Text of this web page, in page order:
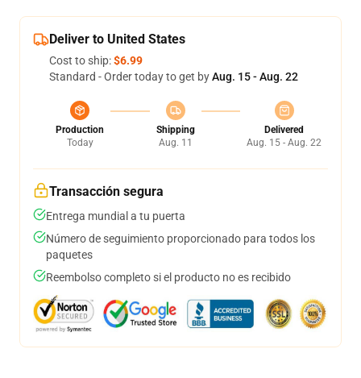
Deliver to United States
Cost to ship:$6.99
Standard - Order today to get byAug. 15 - Aug. 22
Production
Today
Shipping
Aug. 11
Delivered
Aug. 15 - Aug. 22
Transacción segura
Entrega mundial a tu puerta
Número de seguimiento proporcionado para todos los
paquetes
Reembolso completo si el producto no es recibido